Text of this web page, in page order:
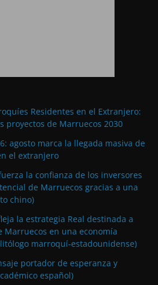
Residentes en el Extranjero:
proyectos de Marruecos 2030
agosto marca la llegada masiva de
el extranjero
la confianza de los inversores
de Marruecos gracias a una
chino)
la estrategia Real destinada a
Marruecos en una economía
marroquí-estadounidense)
portador de esperanza y
español)